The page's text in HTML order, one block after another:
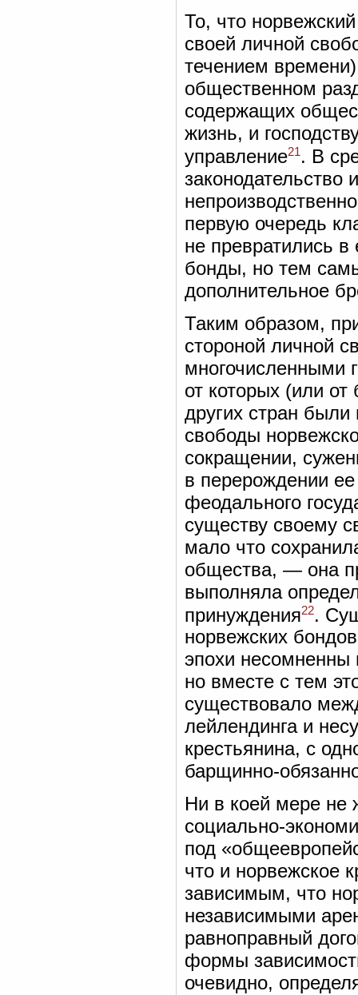
То, что
своей личной
течением
общественном
содержащих
жизнь, и
управление21. В
первую очередь
не превратились
бонды, но тем
дополнительное
Таким образом,
стороной личной
многочисленными
от которых (или
других стран
свободы
сокращении,
в перерождении
феодального
существу своему
мало что
общества, — она
выполняла
принуждения22.
норвежских
эпохи
но вместе с тем
существовало
лейлендинга и
крестьянина, с
барщинно-
Ни в коей мере не
социально-
под
что и норвежское
зависимым, что
независимыми
равноправный
формы
очевидно,